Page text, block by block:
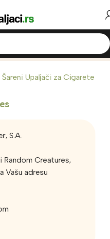
S.A.
Random Creatures,
Vašu adresu